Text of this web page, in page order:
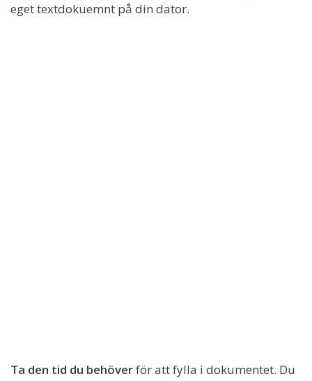
eget textdokuemnt på din dator.
Ta den tid du behöverför att fylla i dokumentet. Du